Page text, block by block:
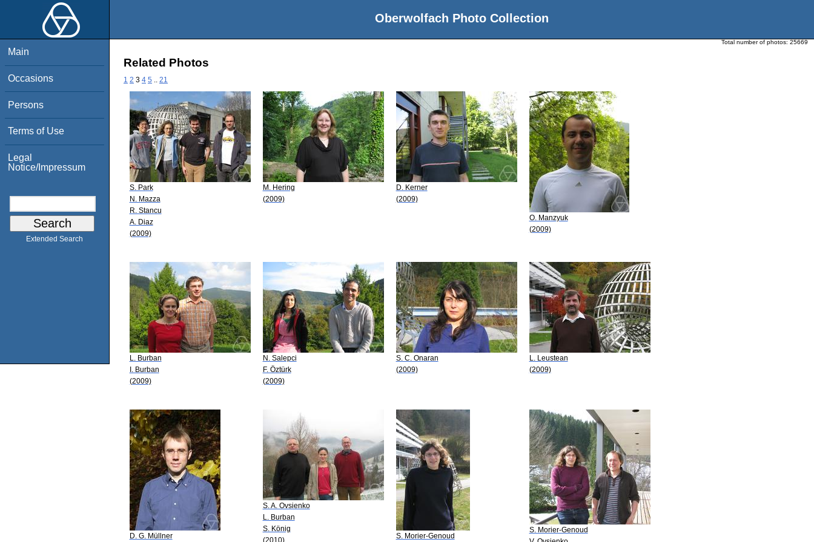
Oberwolfach Photo Collection
Main
Occasions
Persons
Terms of Use
Legal
Notice/Impressum
Extended Search
Total number of photos: 25669
Related Photos
1 2 3 4 5 21
S. Park
N. Mazza
R. Stancu
A. Diaz
(2009)
M. Hering
(2009)
D. Kerner
(2009)
O. Manzyuk
(2009)
L. Burban
I. Burban
(2009)
N. Salepci
F. Öztürk
(2009)
S. C. Onaran
(2009)
L. Leustean
(2009)
D. G. Müllner
S. A. Ovsienko
L. Burban
S. König
(2010)
S. Morier-Genoud
S. Morier-Genoud